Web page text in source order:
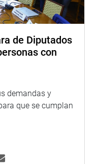
en nuestra página web
congresoperu
de Diputados
con
demandas y
que se cumplan